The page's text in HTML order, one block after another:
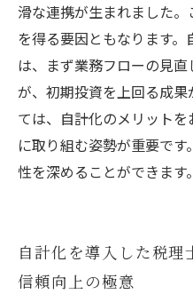
滑な連携が生まれました
を得る要因ともなります
は、まず業務フローの見
が、初期投資を上回る成
ては、自計化のメリット
に取り組む姿勢が重要で
性を深めることができます。
自計化を導入した税理
信頼向上の極意